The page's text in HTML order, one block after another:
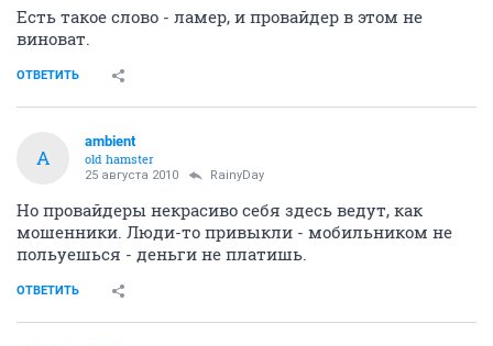
Есть такое слово - ламер, и провайдер в этом не
виноват.
ОТВЕТИТЬ
A
ambient
old hamster
25 августа 2010 RainyDay
Но провайдеры некрасиво себя здесь ведут, как
мошенники. Люди-то привыкли - мобильником не
польуешься - деньги не платишь.
ОТВЕТИТЬ